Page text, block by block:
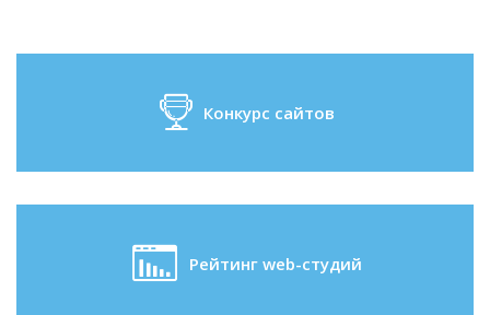
Конкурс сайтов
Рейтинг web-студий